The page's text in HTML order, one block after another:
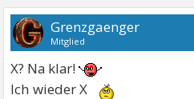
Grenzgaenger
Mitglied
X? Na klar!
Ich wieder X